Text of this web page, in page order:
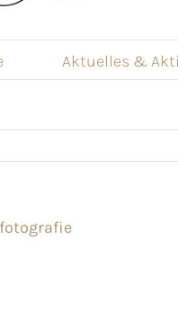
Aktuelles &